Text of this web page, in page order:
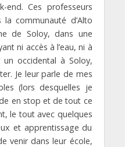
end. Ces professeurs
communauté d’Alto
de Soloy, dans une
ni accès à l’eau, ni à
un occidental à Soloy,
Je leur parle de mes
(lors desquelles je
en stop et de tout ce
le tout avec quelques
et apprentissage du
venir dans leur école,